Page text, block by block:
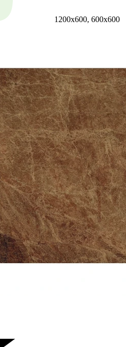
1200х600, 600х600